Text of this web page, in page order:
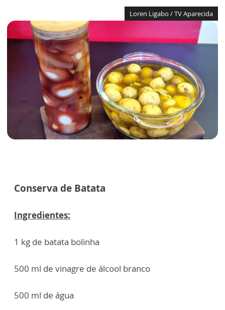
Loren Ligabo / TV Aparecida
Conserva de Batata
Ingredientes:
1 kg de batata bolinha
500 ml de vinagre de álcool branco
500 ml de água